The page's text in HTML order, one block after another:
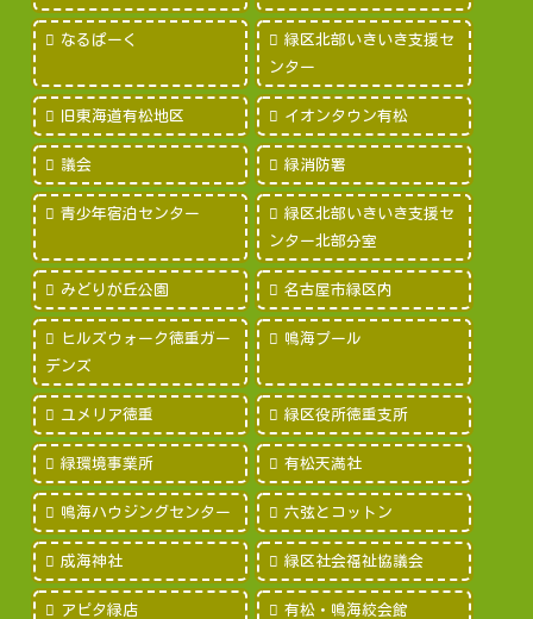
なるぱーく
緑区北部いきいき支援セ
ンター
旧東海道有松地区 イオンタウン有松
議会 緑消防署
青少年宿泊センター
緑区北部いきいき支援セ
ンター北部分室
みどりが丘公園 名古屋市緑区内
ヒルズウォーク徳重ガー
デンズ
鳴海プール
ユメリア徳重 緑区役所徳重支所
緑環境事業所 有松天満社
鳴海ハウジングセンター 六弦とコットン
成海神社 緑区社会福祉協議会
アピタ緑店 有松・鳴海絞会館